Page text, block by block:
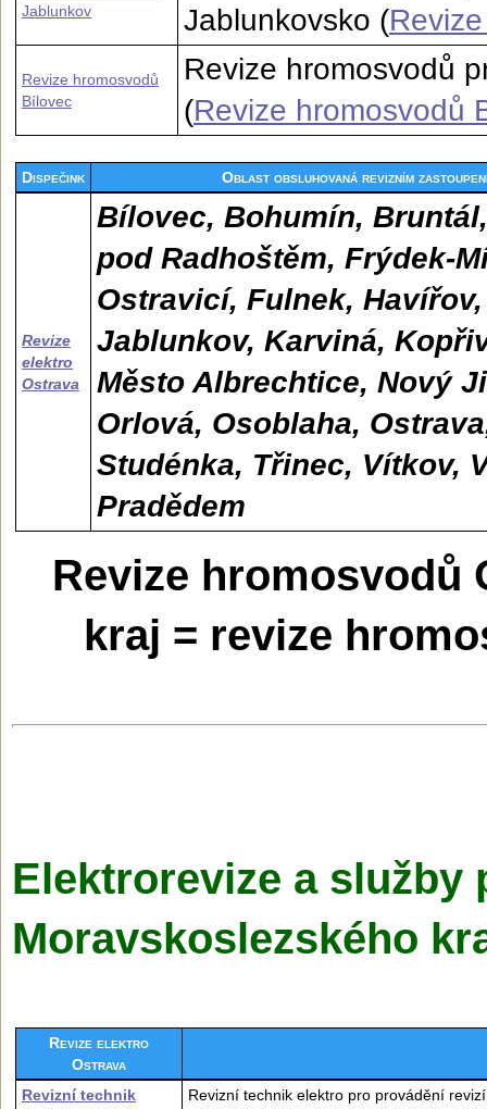
Jablunkov
Jablunkovsko (
Revize hromosvodů
Bílovec
Revize hromosvodů
(Revize hromosvodů
Dispečink Oblast obsluhovaná revizním
Revize
elektro
Ostrava
Bílovec, Bohumín,
pod Radhoštěm, Frýdek-
Ostravicí, Fulnek,
Jablunkov, Karviná,
Město Albrechtice, Nový
Orlová, Osoblaha,
Studénka, Třinec, Vítkov,
Pradědem
Revize hromosvodů
kraj = revize
Elektrorevize a služby
Moravskoslezské­ho
Revize elektro
Ostrava
Revizní technik
Revizní technik elektro pro provádění